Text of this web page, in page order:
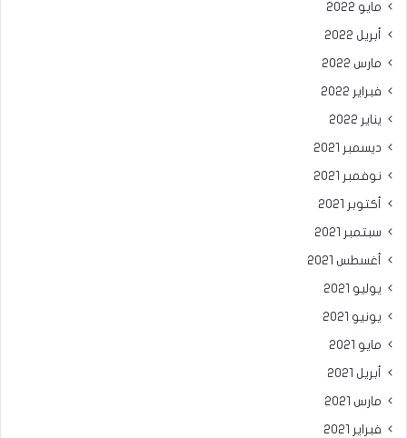
مايو 2022
أبريل 2022
مارس 2022
فبراير 2022
يناير 2022
ديسمبر 2021
نوفمبر 2021
أكتوبر 2021
سبتمبر 2021
أغسطس 2021
يوليو 2021
يونيو 2021
مايو 2021
أبريل 2021
مارس 2021
فبراير 2021